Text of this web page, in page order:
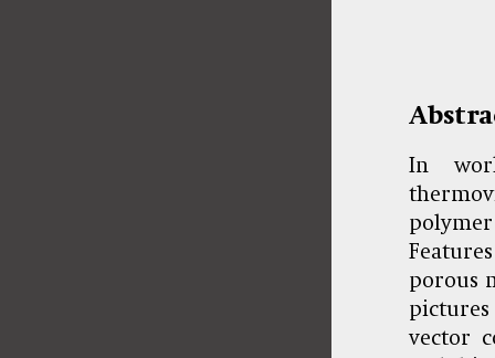
In
porous
vector